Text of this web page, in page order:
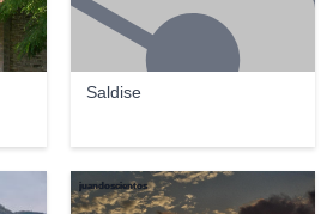
Saldise
juandoscientos